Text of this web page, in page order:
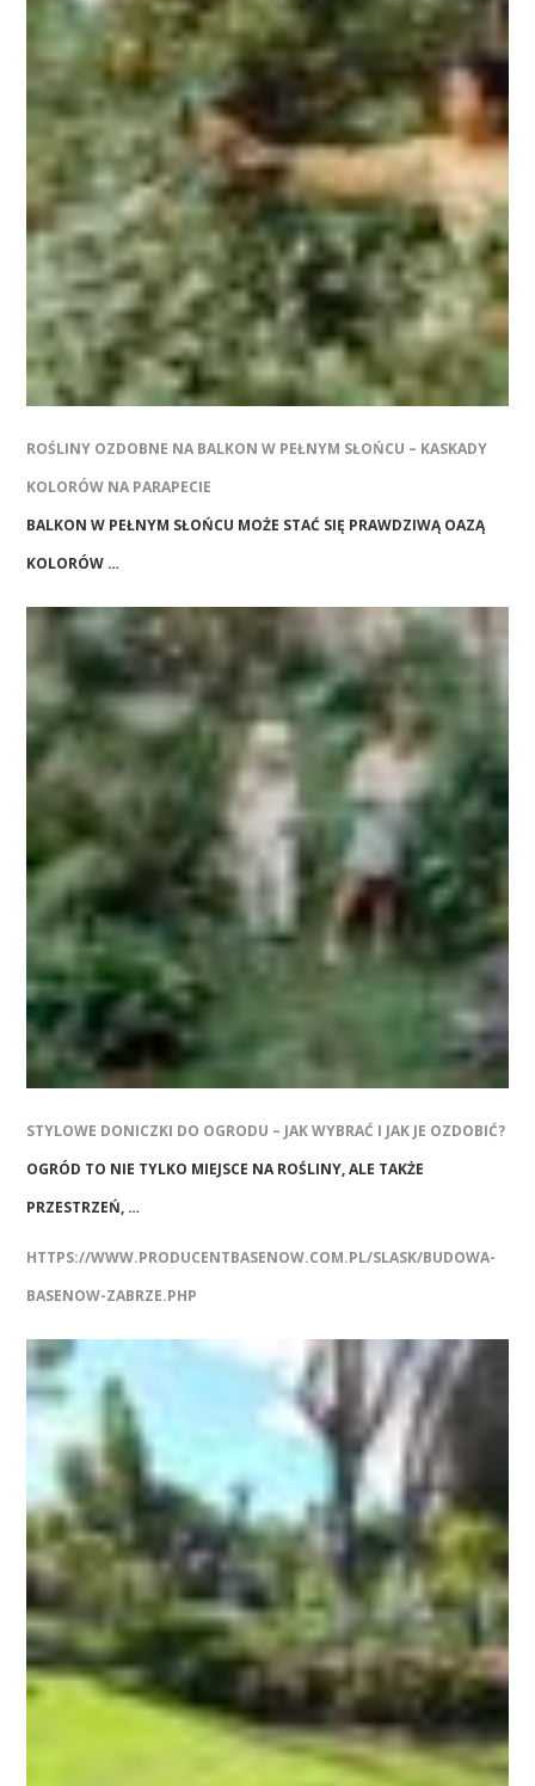
ROŚLINY OZDOBNE NA BALKON W PEŁNYM SŁOŃCU – KASKADY
KOLORÓW NA PARAPECIE
BALKON W PEŁNYM SŁOŃCU MOŻE STAĆ SIĘ PRAWDZIWĄ OAZĄ
KOLORÓW …
STYLOWE DONICZKI DO OGRODU – JAK WYBRAĆ I JAK JE OZDOBIĆ?
OGRÓD TO NIE TYLKO MIEJSCE NA ROŚLINY, ALE TAKŻE
PRZESTRZEŃ, …
HTTPS://WWW.PRODUCENTBASENOW.COM.PL/SLASK/BUDOWA-
BASENOW-ZABRZE.PHP